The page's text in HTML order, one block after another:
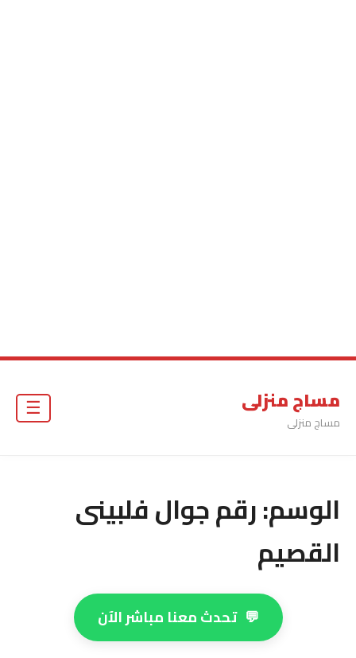
مساج منزلى
مساج منزلى
☰
الوسم:رقم جوال فلبينى
القصيم
💬 تحدث معنا مباشر الآن